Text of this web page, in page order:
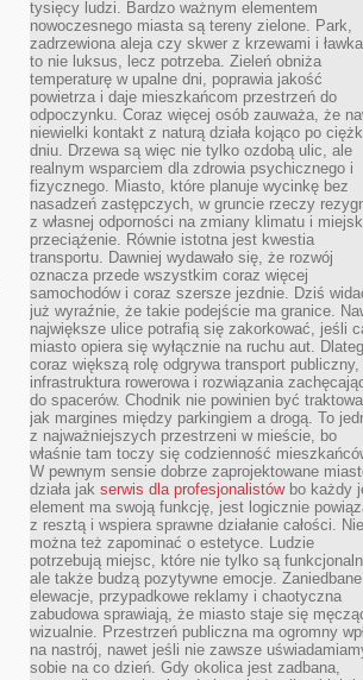
tysięcy ludzi. Bardzo ważnym elementem
nowoczesnego miasta są tereny zielone. Park,
zadrzewiona aleja czy skwer z krzewami i
to nie luksus, lecz potrzeba. Zieleń obniża
temperaturę w upalne dni, poprawia jakość
powietrza i daje mieszkańcom przestrzeń do
odpoczynku. Coraz więcej osób zauważa, że
niewielki kontakt z naturą działa kojąco po
dniu. Drzewa są więc nie tylko ozdobą ulic, ale
realnym wsparciem dla zdrowia psychicznego i
fizycznego. Miasto, które planuje wycinkę bez
nasadzeń zastępczych, w gruncie rzeczy
z własnej odporności na zmiany klimatu i
przeciążenie. Równie istotna jest kwestia
transportu. Dawniej wydawało się, że rozwój
oznacza przede wszystkim coraz więcej
samochodów i coraz szersze jezdnie. Dziś
już wyraźnie, że takie podejście ma granice.
największe ulice potrafią się zakorkować, jeśli
miasto opiera się wyłącznie na ruchu aut.
coraz większą rolę odgrywa transport publiczny,
infrastruktura rowerowa i rozwiązania
do spacerów. Chodnik nie powinien być
jak margines między parkingiem a drogą. To
z najważniejszych przestrzeni w mieście, bo
właśnie tam toczy się codzienność
W pewnym sensie dobrze zaprojektowane
działa jak serwis dla profesjonalistówbo każdy
element ma swoją funkcję, jest logicznie
z resztą i wspiera sprawne działanie całości. Nie
można też zapominać o estetyce. Ludzie
potrzebują miejsc, które nie tylko są
ale także budzą pozytywne emocje. Zaniedbane
elewacje, przypadkowe reklamy i chaotyczna
zabudowa sprawiają, że miasto staje się
wizualnie. Przestrzeń publiczna ma ogromny
na nastrój, nawet jeśli nie zawsze
sobie na co dzień. Gdy okolica jest zadbana,